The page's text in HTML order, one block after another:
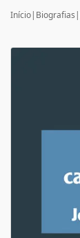
Início| Biografias |